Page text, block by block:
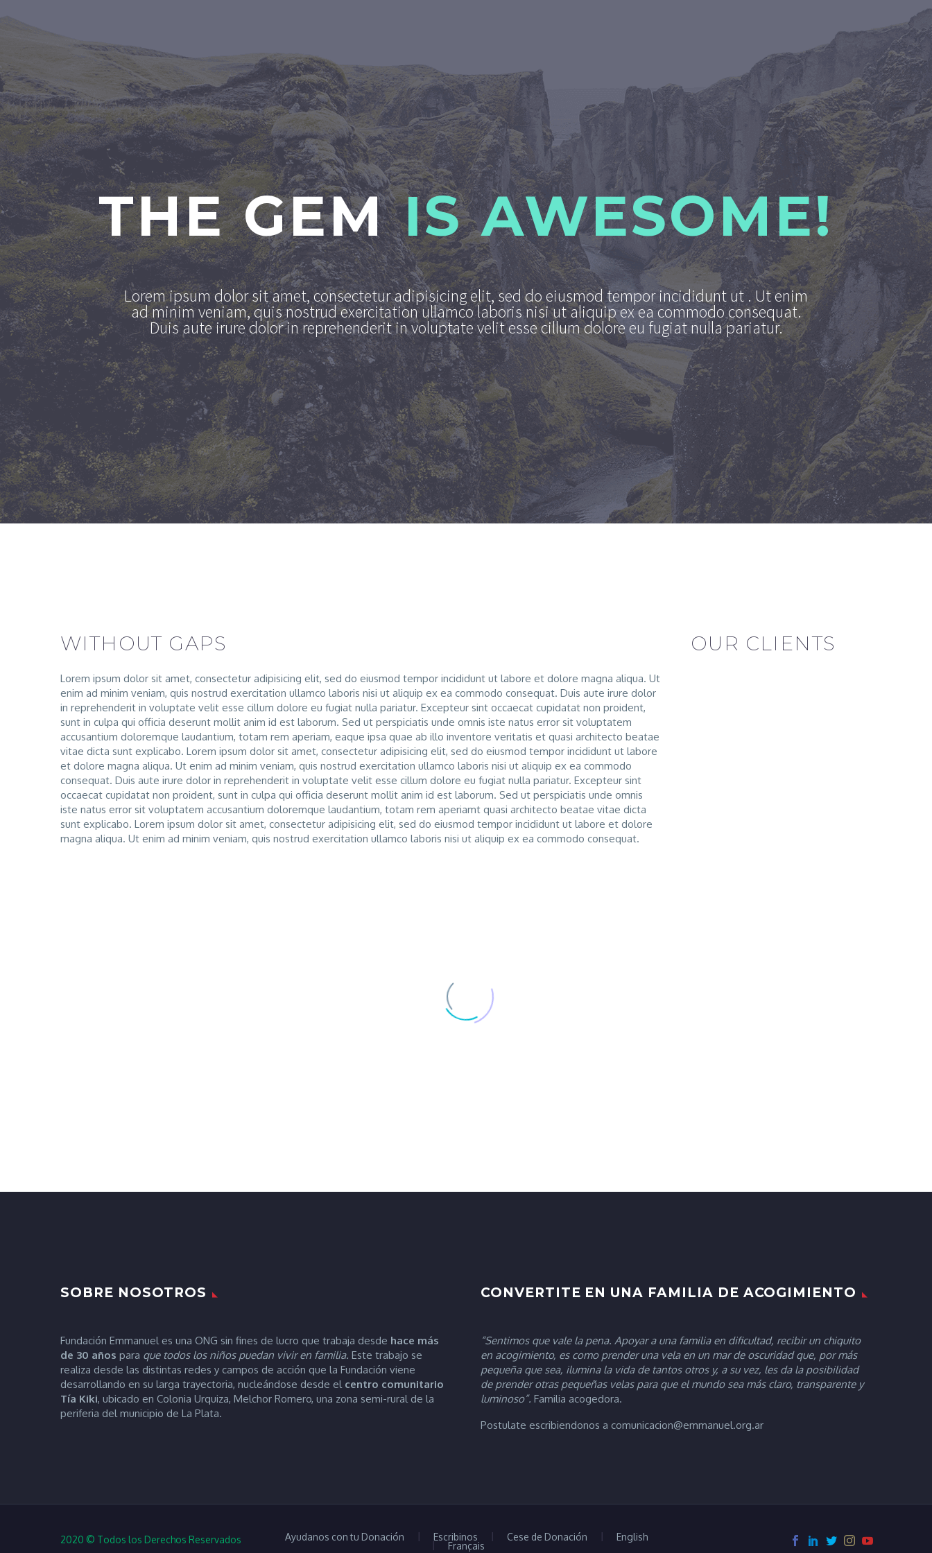
CARGAR MÁS
THE GEMIS AWESOME!
Lorem ipsum dolor sit amet, consectetur adipisicing elit, sed do eiusmod tempor incididunt ut . Ut enim
ad minim veniam, quis nostrud exercitation ullamco laboris nisi ut aliquip ex ea commodo consequat.
Duis aute irure dolor in reprehenderit in voluptate velit esse cillum dolore eu fugiat nulla pariatur.
WITHOUT GAPS
Lorem ipsum dolor sit amet, consectetur adipisicing elit, sed do eiusmod tempor incididunt ut labore et dolore magna aliqua. Ut
enim ad minim veniam, quis nostrud exercitation ullamco laboris nisi ut aliquip ex ea commodo consequat. Duis aute irure dolor
in reprehenderit in voluptate velit esse cillum dolore eu fugiat nulla pariatur. Excepteur sint occaecat cupidatat non proident,
sunt in culpa qui officia deserunt mollit anim id est laborum. Sed ut perspiciatis unde omnis iste natus error sit voluptatem
accusantium doloremque laudantium, totam rem aperiam, eaque ipsa quae ab illo inventore veritatis et quasi architecto beatae
vitae dicta sunt explicabo. Lorem ipsum dolor sit amet, consectetur adipisicing elit, sed do eiusmod tempor incididunt ut labore
et dolore magna aliqua. Ut enim ad minim veniam, quis nostrud exercitation ullamco laboris nisi ut aliquip ex ea commodo
consequat. Duis aute irure dolor in reprehenderit in voluptate velit esse cillum dolore eu fugiat nulla pariatur. Excepteur sint
occaecat cupidatat non proident, sunt in culpa qui officia deserunt mollit anim id est laborum. Sed ut perspiciatis unde omnis
iste natus error sit voluptatem accusantium doloremque laudantium, totam rem aperiamt quasi architecto beatae vitae dicta
sunt explicabo. Lorem ipsum dolor sit amet, consectetur adipisicing elit, sed do eiusmod tempor incididunt ut labore et dolore
magna aliqua. Ut enim ad minim veniam, quis nostrud exercitation ullamco laboris nisi ut aliquip ex ea commodo consequat.
OUR CLIENTS
SOBRE NOSOTROS
Fundación Emmanuel es una ONG sin fines de lucro que trabaja desde hace más
de 30 años para que todos los niños puedan vivir en familia. Este trabajo se
realiza desde las distintas redes y campos de acción que la Fundación viene
desarrollando en su larga trayectoria, nucleándose desde el centro comunitario
Tía Kiki, ubicado en Colonia Urquiza, Melchor Romero, una zona semi-rural de la
periferia del municipio de La Plata.
CONVERTITE EN UNA FAMILIA DE ACOGIMIENTO
“Sentimos que vale la pena. Apoyar a una familia en dificultad, recibir un chiquito
en acogimiento, es como prender una vela en un mar de oscuridad que, por más
pequeña que sea, ilumina la vida de tantos otros y, a su vez, les da la posibilidad
de prender otras pequeñas velas para que el mundo sea más claro, transparente y
luminoso”. Familia acogedora.
Postulate escribiendonos a comunicacion@emmanuel.org.ar
Ayudanos con tu Donación Escribinos Cese de Donación English
Français
2020 © Todos los Derechos Reservados